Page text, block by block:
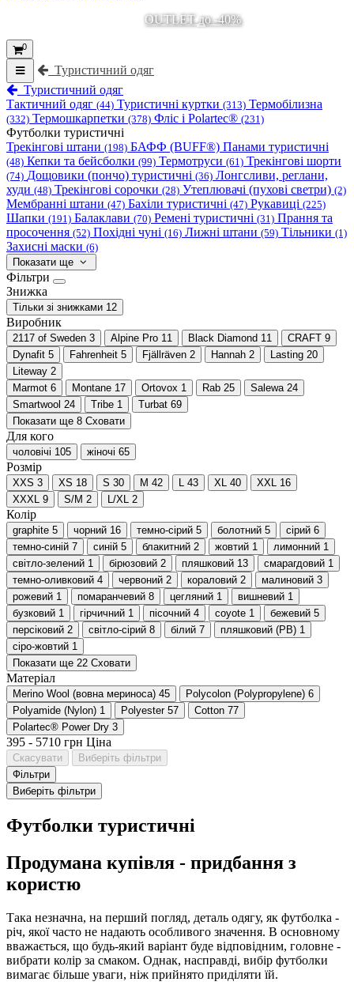
OUTLET до -40%
0
Туристичний одяг
Туристичний одяг
Тактичний одяг (44) Туристичні куртки (313) Термобілизна
(332) Термошкарпетки (378) Фліс і Polartec® (231)
Футболки туристичні
Трекінгові штани (198) БАФФ (BUFF®) Панами туристичні
(48) Кепки та бейсболки (99) Термотруси (61) Трекінгові шорти
(74) Дощовики (пончо) туристичні (36) Лонгсливи, реглани,
худи (48) Трекінгові сорочки (28) Утеплювачі (пухові светри) (2)
Мембранні штани (47) Бахіли туристичні (47) Рукавиці (225)
Шапки (191) Балаклави (70) Ремені туристичні (31) Прання та
просочення (52) Похідні чуні (16) Лижні штани (59) Тільники (1)
Захисні маски (6)
Показати ще
Фільтри
Знижка
Тільки зі знижками 12
Виробник
2117 of Sweden 3 Alpine Pro 11 Black Diamond 11 CRAFT 9
Dynafit 5 Fahrenheit 5 Fjällräven 2 Hannah 2 Lasting 20
Liteway 2
Marmot 6 Montane 17 Ortovox 1 Rab 25 Salewa 24
Smartwool 24 Tribe 1 Turbat 69
Показати ще 8 Сховати
Для кого
чоловічі 105 жіночі 65
Розмір
XXS 3 XS 18 S 30 M 42 L 43 XL 40 XXL 16
XXXL 9 S/M 2 L/XL 2
Колір
graphite 5 чорний 16 темно-сірий 5 болотний 5 сірий 6
темно-синій 7 синій 5 блакитний 2 жовтий 1 лимонний 1
світло-зелений 1 бірюзовий 2 пляшковий 13 смарагдовий 1
темно-оливковий 4 червоний 2 кораловий 2 малиновий 3
рожевий 1 помаранчевий 8 цегляний 1 вишневий 1
бузковий 1 гірчичний 1 пісочний 4 coyote 1 бежевий 5
персіковий 2 світло-сірий 8 білий 7 пляшковий (PB) 1
сіро-жовтий 1
Показати ще 22 Сховати
Матеріал
Merino Wool (вовна мериноса) 45 Polycolon (Polypropylene) 6
Polyamide (Nylon) 1 Polyester 57 Cotton 77
Polartec® Power Dry 3
395 - 5710 грн Ціна
Скасувати
Виберіть фільтри
Фільтри
Виберіть фільтри
Футболки туристичні
Продумана купівля - придбання з
користю
Така незначна, на перший погляд, деталь одягу, як футболка -
річ, якої часто не надають особливого значення. В основному
вважається, що будь-який варіант буде відповідним, головне -
вибрати колір за смаком. Однак, насправді, вибір футболки
вимагає більше уваги, ніж прийнято приділяти їй.